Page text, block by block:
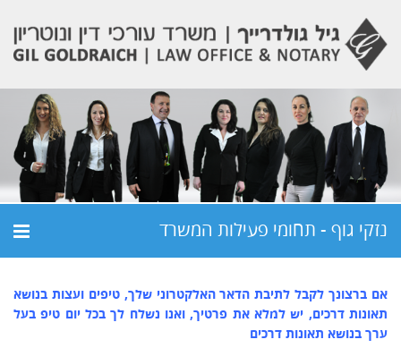
נזקי גוף - תחומי פעילות המשרד
אם ברצונך לקבל לתיבת הדאר האלקטרוני שלך, טיפים ועצות בנושא
תאונות דרכים, יש למלא את פרטיך, ואנו נשלח לך בכל יום טיפ בעל
ערך בנושא תאונות דרכים